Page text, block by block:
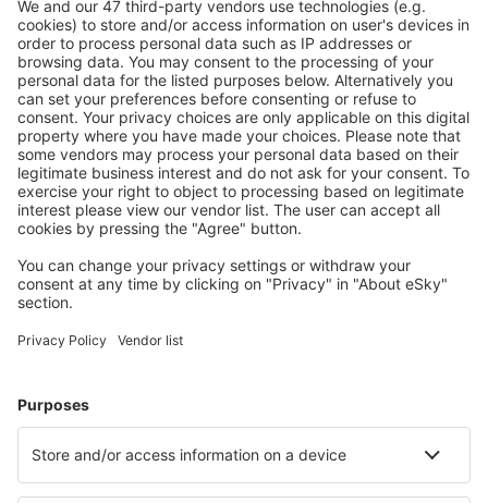
Rezervare fără griji cu opțiune gratuită de anulare.
Economiseşte mai mult
Prețuri atractive și oferte speciale pentru utilizatorii
conectați.
Cazarea preferată
Alege din peste 1,3 mil. de opţiuni: hoteluri, cabane,
Cele mai căutate cazări de către utilizatorii eSky
Cazare în Salonic
Cazare în Atena Cazare în Paros Cazare în Chania